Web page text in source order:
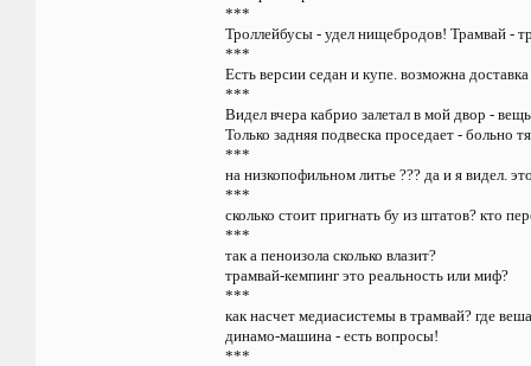
***
Троллейбусы - удел нищебродов! Трамвай -
***
Есть версии седан и купе. возможна
***
Видел вчера кабрио залетал в мой двор -
Только задняя подвеска проседает - больно
***
на низкопофильном литье ??? да и я видел.
***
сколько стоит пригнать бу из штатов? кто
***
так а пеноизола сколько влазит?
трамвай-кемпинг это реальность или миф?
***
как насчет медиасистемы в трамвай? где
динамо-машина - есть вопросы!
***